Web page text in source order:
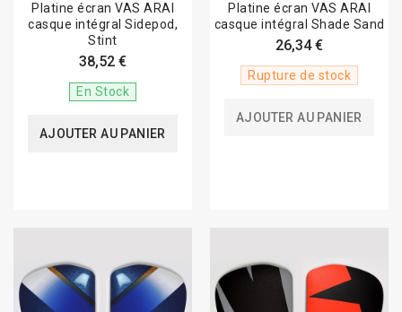
Platine écran VAS ARAI
casque intégral Sidepod,
Stint
38,52 €
En Stock
AJOUTER AU PANIER
Platine écran VAS ARAI
casque intégral Shade Sand
26,34 €
Rupture de stock
AJOUTER AU PANIER